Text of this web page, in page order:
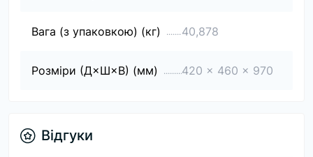
Вага (з упаковкою) (кг) 40,878
Розміри (Д×Ш×В) (мм) 420 x 460 x 970
Відгуки